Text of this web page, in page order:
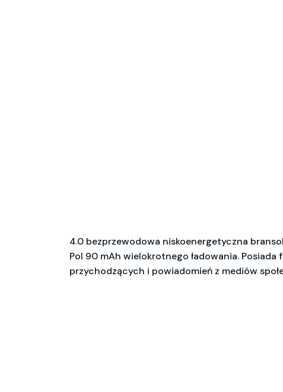
4.0 bezprzewodowa niskoenergetyczna
Pol 90 mAh wielokrotnego ładowania.
przychodzących i powiadomień z mediów